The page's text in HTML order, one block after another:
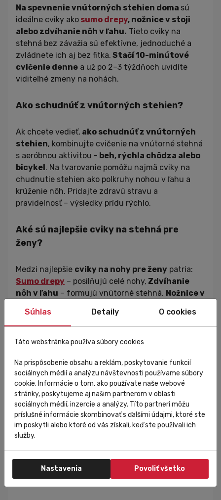
Na spevnenie vnútorných stehien doma sú
ideálne cviky ako sumo drepy, nožnice v stoji
alebo zdvíhanie nôh v ľahu. Tieto cviky na
stehná bez závažia sú efektívne, jednoduché a
zvládnete ich aj bez fitka. Stačí 10-minútové
cvičenie denne a už po 2–3 týždňoch uvidíte
viditeľné zmeny na nohách.
Ako schudnúť z vnútorných stehien?
Ak chcete vedieť, ako schudnúť z vnútorných
stehien, kombinujte cvičenie na vnútorné stehná
s aeróbnou aktivitou - beh, rýchla chôdza alebo
bicykel. Na tvarovanie pomôžu najmä cviky na
chudnutie stehien ako polkruhy nohou v ľahu a
krúženie nôh. Pridajte zdravú stravu a
pravidelnosť – výsledky prídu rýchlo.
Aké sú najlepšie cviky na stehná pre
ženy?
Medzi najlepšie cviky na nohy pre ženy patria:
Sumo drepy – posilňujú celé nohy, Zdvíhanie
nôh v ľahu – formujú vnútorné stehná, Nožnice v
cviky pre ženy môžete kombinovať podľa svojich
možností a úrovne kondície.
Pri pravidelnom tréningu nôh pre ženymôžete
očakávať viditeľné výsledky po 2 až 4 týždňoch.
Dôležité je, aby ste cvičili aspoň3–4× týždenne.
Tentorýchly tréning na spevnenie nôhvám
zaberie len pár minút denne, no ak pridáte aj
strečing a kardio, zlepšenie uvidíte ešte rýchlejšie.
Aké cviky pomáhajú na vnútorné stehná
bez závažia?
Súhlas Detaily O cookies
Táto webstránka používa súbory cookies
Na prispôsobenie obsahu a reklám, poskytovanie funkcií
sociálnych médií a analýzu návštevnosti používame súbory
cookie. Informácie o tom, ako používate naše webové
stránky, poskytujeme aj našim partnerom v oblasti
sociálnych médií, inzercie a analýzy. Títo partneri môžu
príslušné informácie skombinovať s ďalšími údajmi, ktoré ste
im poskytli alebo ktoré od vás získali, keď ste používali ich
služby.
Nastavenia Povoliť všetko